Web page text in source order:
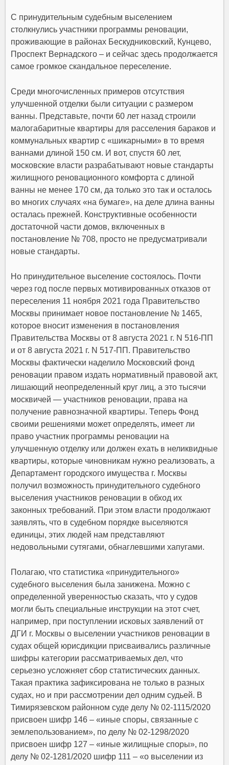
С принудительным судебным выселением
столкнулись участники программы реновации,
проживающие в районах Бескудниковский, Кунцево,
Проспект Вернадского – и сейчас здесь продолжается
самое громкое скандальное переселение.
Среди многочисленных примеров отсутствия
улучшенной отделки были ситуации с размером
ванны. Представьте, почти 60 лет назад строили
малогабаритные квартиры для расселения бараков и
коммунальных квартир с «шикарными» в то время
ваннами длиной 150 см. И вот, спустя 60 лет,
московские власти разрабатывают новые стандарты
жилищного реновационного комфорта с длиной
ванны не менее 170 см, да только это так и осталось
во многих случаях «на бумаге», на деле длина ванны
осталась прежней. Конструктивные особенности
достаточной части домов, включенных в
постановление № 708, просто не предусматривали
новые стандарты.
Но принудительное выселение состоялось. Почти
через год после первых мотивированных отказов от
переселения 11 ноября 2021 года Правительство
Москвы принимает новое постановление № 1465,
которое вносит изменения в постановления
Правительства Москвы от 8 августа 2021 г. N 516-ПП
иот 8 августа 2021 г. N 517-ПП . Правительство
Москвы фактически наделило Московский фонд
реновации правом издать нормативный правовой акт,
лишающий неопределенный круг лиц, а это тысячи
москвичей — участников реновации, права на
получение равнозначной квартиры. Теперь Фонд
своими решениями может определять, имеет ли
право участник программы реновации на
улучшенную отделку или должен ехать в неликвидные
квартиры, которые чиновникам нужно реализовать, а
Департамент городского имущества г. Москвы
получил возможность принудительного судебного
выселения участников реновации в обход их
законных требований. При этом власти продолжают
заявлять, что в судебном порядке выселяются
единицы, этих людей нам представляют
недовольными сутягами, обнаглевшими хапугами.
Полагаю, что статистика «принудительного»
судебного выселения была занижена. Можно с
определенной уверенностью сказать, что у судов
могли быть специальные инструкции на этот счет,
например, при поступлении исковых заявлений от
ДГИ г. Москвы о выселении участников реновации в
судах общей юрисдикции присваивались различные
шифры категории рассматриваемых дел, что
серьезно усложняет сбор статистических данных.
Такая практика зафиксирована не только в разных
судах, но и при рассмотрении дел одним судьей. В
Тимирязевском районном суде делу № 02-1115/2020
присвоен шифр 146 – «иные споры, связанные с
землепользованием», по делу № 02-1298/2020
присвоен шифр 127 – «иные жилищные споры», по
делу № 02-1281/2020 шифр 111 – «о выселении из